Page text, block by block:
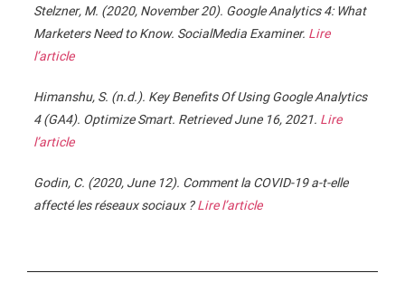
Stelzner, M. (2020, November 20). Google Analytics 4: What
Marketers Need to Know. SocialMedia Examiner. Lire
l’article
Himanshu, S. (n.d.). Key Benefits Of Using Google Analytics
4 (GA4). Optimize Smart. Retrieved June 16, 2021. Lire
l’article
Godin, C. (2020, June 12). Comment la COVID-19 a-t-elle
affecté les réseaux sociaux ?Lire l’article